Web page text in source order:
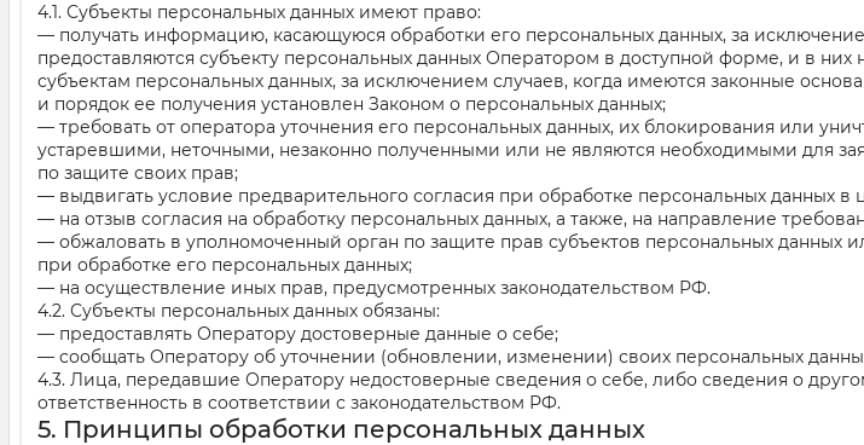
4.1. Субъекты персональных данных имеют право:
— получать информацию, касающуюся обработки его персональных данных, за
предоставляются субъекту персональных данных Оператором в доступной форме, и в
субъектам персональных данных, за исключением случаев, когда имеются законные
и порядок ее получения установлен Законом о персональных данных;
— требовать от оператора уточнения его персональных данных, их блокирования или
устаревшими, неточными, незаконно полученными или не являются необходимыми для
по защите своих прав;
— выдвигать условие предварительного согласия при обработке персональных данных
— на отзыв согласия на обработку персональных данных, а также, на направление
— обжаловать в уполномоченный орган по защите прав субъектов персональных
при обработке его персональных данных;
— на осуществление иных прав, предусмотренных законодательством РФ.
4.2. Субъекты персональных данных обязаны:
— предоставлять Оператору достоверные данные о себе;
— сообщать Оператору об уточнении (обновлении, изменении) своих персональных
4.3. Лица, передавшие Оператору недостоверные сведения о себе, либо сведения о
ответственность в соответствии с законодательством РФ.
5. Принципы обработки персональных данных